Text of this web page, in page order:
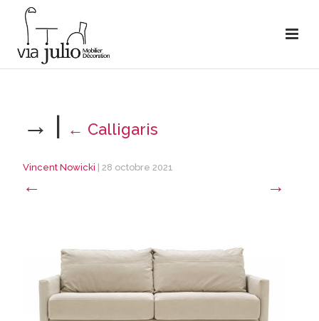
→ | ← Calligaris
Vincent Nowicki 28 octobre 2021
← →